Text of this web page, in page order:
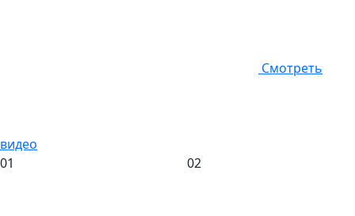
Смотреть
видео
01
02